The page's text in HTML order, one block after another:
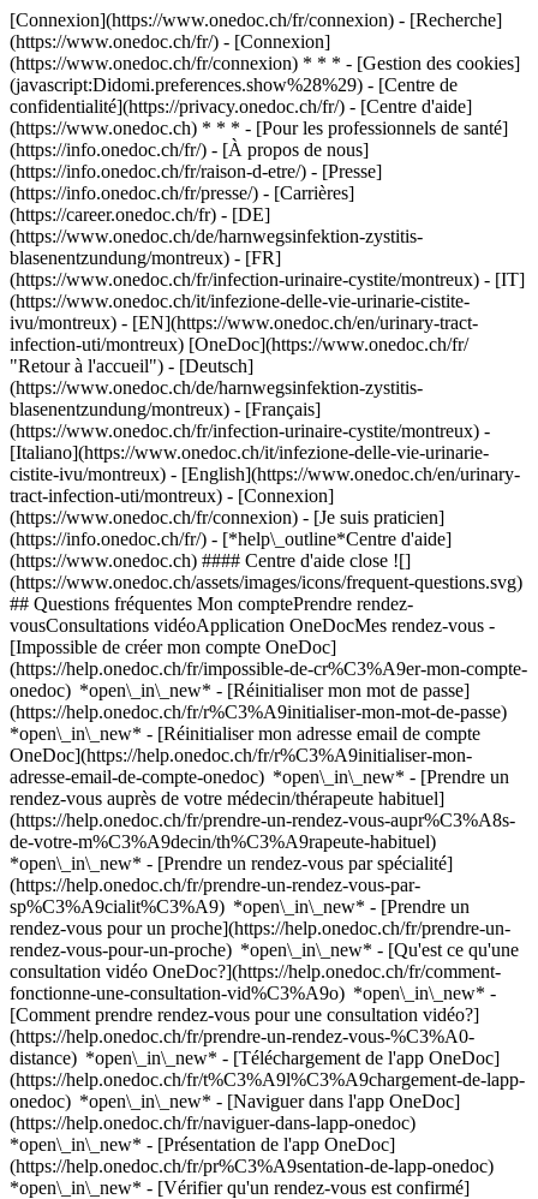
[Connexion](https://www.onedoc.ch/fr/connexion) - [Recherche]
(https://www.onedoc.ch/fr/) - [Connexion]
(https://www.onedoc.ch/fr/connexion) * * * - [Gestion des cookies]
(javascript:Didomi.preferences.show%28%29) - [Centre de
confidentialité](https://privacy.onedoc.ch/fr/) - [Centre d'aide]
(https://www.onedoc.ch) * * * - [Pour les professionnels de santé]
(https://info.onedoc.ch/fr/) - [À propos de nous]
(https://info.onedoc.ch/fr/raison-d-etre/) - [Presse]
(https://info.onedoc.ch/fr/presse/) - [Carrières]
(https://career.onedoc.ch/fr) - [DE]
(https://www.onedoc.ch/de/harnwegsinfektion-zystitis-
blasenentzundung/montreux) - [FR]
(https://www.onedoc.ch/fr/infection-urinaire-cystite/montreux) - [IT]
(https://www.onedoc.ch/it/infezione-delle-vie-urinarie-cistite-
ivu/montreux) - [EN](https://www.onedoc.ch/en/urinary-tract-
infection-uti/montreux) [OneDoc](https://www.onedoc.ch/fr/
"Retour à l'accueil") - [Deutsch]
(https://www.onedoc.ch/de/harnwegsinfektion-zystitis-
blasenentzundung/montreux) - [Français]
(https://www.onedoc.ch/fr/infection-urinaire-cystite/montreux) -
[Italiano](https://www.onedoc.ch/it/infezione-delle-vie-urinarie-
cistite-ivu/montreux) - [English](https://www.onedoc.ch/en/urinary-
tract-infection-uti/montreux) - [Connexion]
(https://www.onedoc.ch/fr/connexion) - [Je suis praticien]
(https://info.onedoc.ch/fr/) - [*help\_outline*Centre d'aide]
(https://www.onedoc.ch) #### Centre d'aide close ![]
(https://www.onedoc.ch/assets/images/icons/frequent-questions.svg)
## Questions fréquentes Mon comptePrendre rendez-
vousConsultations vidéoApplication OneDocMes rendez-vous -
[Impossible de créer mon compte OneDoc]
(https://help.onedoc.ch/fr/impossible-de-cr%C3%A9er-mon-compte-
onedoc) *open\_in\_new* - [Réinitialiser mon mot de passe]
(https://help.onedoc.ch/fr/r%C3%A9initialiser-mon-mot-de-passe)
*open\_in\_new* - [Réinitialiser mon adresse email de compte
OneDoc](https://help.onedoc.ch/fr/r%C3%A9initialiser-mon-
adresse-email-de-compte-onedoc) *open\_in\_new* - [Prendre un
rendez-vous auprès de votre médecin/thérapeute habituel]
(https://help.onedoc.ch/fr/prendre-un-rendez-vous-aupr%C3%A8s-
de-votre-m%C3%A9decin/th%C3%A9rapeute-habituel)
*open\_in\_new* - [Prendre un rendez-vous par spécialité]
(https://help.onedoc.ch/fr/prendre-un-rendez-vous-par-
sp%C3%A9cialit%C3%A9) *open\_in\_new* - [Prendre un
rendez-vous pour un proche](https://help.onedoc.ch/fr/prendre-un-
rendez-vous-pour-un-proche) *open\_in\_new* - [Qu'est ce qu'une
consultation vidéo OneDoc?](https://help.onedoc.ch/fr/comment-
fonctionne-une-consultation-vid%C3%A9o) *open\_in\_new* -
[Comment prendre rendez-vous pour une consultation vidéo?]
(https://help.onedoc.ch/fr/prendre-un-rendez-vous-%C3%A0-
distance) *open\_in\_new* - [Téléchargement de l'app OneDoc]
(https://help.onedoc.ch/fr/t%C3%A9l%C3%A9chargement-de-lapp-
onedoc) *open\_in\_new* - [Naviguer dans l'app OneDoc]
(https://help.onedoc.ch/fr/naviguer-dans-lapp-onedoc)
*open\_in\_new* - [Présentation de l'app OneDoc]
(https://help.onedoc.ch/fr/pr%C3%A9sentation-de-lapp-onedoc)
*open\_in\_new* - [Vérifier qu'un rendez-vous est confirmé](https://help.onedoc.ch/fr/v%C3%A9rifier-quun-rendez-vous-est-confirm%C3%A9) *open\_in\_new* - [Annuler un rendez-vous pris en ligne sur OneDoc](https://help.onedoc.ch/fr/annuler-un-rendez-vous-pris-en-ligne-sur-onedoc) *open\_in\_new* - [Je ne reçois pas de confirmation de rendez-vous](https://help.onedoc.ch/fr/je-ne-re%C3%A7ois-pas-de-confirmation-de-rendez-vous) *open\_in\_new* [Voir tous nos articles *open\_in\_new*](https://help.onedoc.ch/fr/) close ## Modifier votre recherche ![Maison avec un signe plus annonçant qu’une consultation peut être effectuée sur place](https://www.onedoc.ch/assets/images/icons/on-site.svg) Sur place ![Caméra avec un symbole lecture annonçant qu’une consultation peut être effectuée à distance en vidéo](https://www.onedoc.ch/assets/images/icons/remote.svg) À distance Rechercher #### Spécialités #### Praticiens #### Établissements edit Infection urinaire | Cystite à Montreux tune Filtrer par Nouveaux patients*keyboard\_arrow\_down* - Acceptés*check\_circle* Langue parlée*keyboard\_arrow\_down* - Albanais*check\_circle* - Allemand*check\_circle* - Anglais*check\_circle* - Arabe*check\_circle* - Espagnol*check\_circle* - Français*check\_circle* - Italien*check\_circle* - Macédonien*check\_circle* - Portugais*check\_circle* - Roumain*check\_circle* Sexe*keyboard\_arrow\_down* - Femme*check\_circle* - Homme*check\_circle* Réseau*keyboard\_arrow\_down* - Hirslanden*check\_circle* - Medbase*check\_circle* - Réseau Delta*check\_circle* Disponibilité*keyboard\_arrow\_down* - Disponible aujourdhui*check\_circle* - Dans les 3 prochains jours*check\_circle* - Dans les 7 prochains jours*check\_circle* - Dans les 14 prochains jours*check\_circle* # __Infection urinaire | Cystite__ à __Montreux__: prenez rendez-vous en ligne aujourd'hui ## 1 résultat à Montreux [![Dr. Magali Launay, gynécologue obstétricienne à Montreux](https://assets.onedoc.ch/images/users/be8851848e1b1ac628fb219bf3191730843a1fa2eed6e053ea98ae7fba847881-small.png "Dr. Magali Launay, gynécologue obstétricienne à Montreux")](https://www.onedoc.ch/fr/gynecologue-obstetricienne/montreux/pcf49/dr-magali-launay) ### [Dr. Magali Launay](https://www.onedoc.ch/fr/gynecologue-obstetricienne/montreux/pcf49/dr-magali-launay) ![Badge indiquant un profil vérifié](https://www.onedoc.ch/assets/images/icons/checkmark.svg) [Gynécologue obstétricienne](https://www.onedoc.ch/fr/gynecologue-obstetricien/montreux) [Centre Ados Riviera](https://www.onedoc.ch/fr/centre-medical/montreux/efv1/centre-ados-riviera) Rue de la Gare 13 1820 Montreux ![Icône patient avec un signe plus annonçant que le professionnel accepte de nouveaux patients](https://www.onedoc.ch/assets/images/icons/new-patients.svg)Accepte les nouveaux patients [Réserver un RDV](https://www.onedoc.ch/fr/gynecologue-obstetricienne/montreux/pcf49/dr-magali-launay) Expertises: Infection urinaire | Cystite, [Maladies Sexuellement Transmissibles | Infections Sexuellement Transmissibles (MST/IST)](https://www.onedoc.ch/fr/maladies-sexuellement-transmissibles-infections-sexuellement-transmissibles-mst-ist/montreux), [Mycose vaginale](https://www.onedoc.ch/fr/mycose-vaginale/montreux), [Ménopause](https://www.onedoc.ch/fr/menopause/montreux), [Suivi de grossesse](https://www.onedoc.ch/fr/suivi-de-grossesse/montreux), [Dépistage du HPV | Frottis](https://www.onedoc.ch/fr/depistage-du-hpv-frottis/montreux), [Vaccination Papillomavirus Humain (HPV)](https://www.onedoc.ch/fr/vaccination-papillomavirus-humain-hpv/montreux), [Contraception](https://www.onedoc.ch/fr/contraception/montreux), [Colposcopie](https://www.onedoc.ch/fr/colposcopie/montreux)Voir plus *chevron\_left* lun. 03 août *chevron\_right* Voir plus de rendez-vous *error\_outline* Une erreur s'est produite lors du chargement des disponibilités [Réessayer](https://www.onedoc.ch) Expertises: Infection urinaire | Cystite, [Maladies Sexuellement Transmissibles | Infections Sexuellement Transmissibles (MST/IST)](https://www.onedoc.ch/fr/maladies-sexuellement-transmissibles-infections-sexuellement-transmissibles-mst-ist/montreux), [Mycose vaginale](https://www.onedoc.ch/fr/mycose-vaginale/montreux), [Ménopause](https://www.onedoc.ch/fr/menopause/montreux), [Suivi de grossesse](https://www.onedoc.ch/fr/suivi-de-grossesse/montreux), [Dépistage du HPV | Frottis](https://www.onedoc.ch/fr/depistage-du-hpv-frottis/montreux), [Vaccination Papillomavirus Humain (HPV)](https://www.onedoc.ch/fr/vaccination-papillomavirus-humain-hpv/montreux), [Contraception](https://www.onedoc.ch/fr/contraception/montreux), [Colposcopie](https://www.onedoc.ch/fr/colposcopie/montreux)Voir plus ## __Infection urinaire | Cystite__: d'autres spécialistes sont réservables en ligne dans les environs de __Montreux__ [![Pharmacie de la Gare de Vevey 7/7, prestations de santé en pharmacie à Vevey](https://assets.onedoc.ch/images/users/22946c03bcb4482947c934c9f506129d1722cf7ed1aeac444f4de7699317e827-small.jpg "Pharmacie de la Gare de Vevey 7/7, prestations de santé en pharmacie à Vevey")](https://www.onedoc.ch/fr/prestations-de-sante-en-pharmacie/vevey/pb9s8/pharmacie-de-la-gare-de-vevey-7-7) ### [Pharmacie de la Gare de Vevey 7/7](https://www.onedoc.ch/fr/prestations-de-sante-en-pharmacie/vevey/pb9s8/pharmacie-de-la-gare-de-vevey-7-7) ![Badge indiquant un profil vérifié](https://www.onedoc.ch/assets/images/icons/checkmark.svg) [Prestations de santé en pharmacie](https://www.onedoc.ch/fr/prestations-de-sante-en-pharmacie/vevey) Pharmacie de la gare de Vevey 7/7 place de la Gare 3 1800 Vevey ![Icône patient avec un signe plus annonçant que le professionnel accepte de nouveaux patients](https://www.onedoc.ch/assets/images/icons/new-patients.svg)Accepte les nouveaux patients [Réserver un RDV](https://www.onedoc.ch/fr/prestations-de-sante-en-pharmacie/vevey/pb9s8/pharmacie-de-la-gare-de-vevey-7-7) Expertises:[Infection urinaire | Cystite](https://www.onedoc.ch/fr/infection-urinaire-cystite/vevey), [Test streptocoques](https://www.onedoc.ch/fr/test-streptocoques/vevey), [Vaccination encéphalite à tiques (FSME)](https://www.onedoc.ch/fr/vaccination-encephalite-a-tiques-fsme/vevey), [Contraception d'urgence](https://www.onedoc.ch/fr/contraception-d-urgence/vevey), [Maladies Sexuellement Transmissibles | Infections Sexuellement Transmissibles (MST/IST)](https://www.onedoc.ch/fr/maladies-sexuellement-transmissibles-infections-sexuellement-transmissibles-mst-ist/vevey), [Mesure de la pression artérielle | Tension](https://www.onedoc.ch/fr/mesure-de-la-pression-arterielle-tension/vevey), [Mesure du taux de fer | Ferritine](https://www.onedoc.ch/fr/mesure-du-taux-de-fer-ferritine/vevey), [Vaccination grippe](https://www.onedoc.ch/fr/vaccination-grippe/vevey)Voir plus *chevron\_left* lun. 03 août *chevron\_right* Voir plus de rendez-vous *error\_outline* Une erreur s'est produite lors du chargement des disponibilités [Réessayer](https://www.onedoc.ch) Expertises:[Infection urinaire | Cystite](https://www.onedoc.ch/fr/infection-urinaire-cystite/vevey), [Test streptocoques](https://www.onedoc.ch/fr/test-streptocoques/vevey), [Vaccination encéphalite à tiques (FSME)](https://www.onedoc.ch/fr/vaccination-encephalite-a-tiques-fsme/vevey), [Contraception d'urgence](https://www.onedoc.ch/fr/contraception-d-urgence/vevey), [Maladies Sexuellement Transmissibles | Infections Sexuellement Transmissibles (MST/IST)](https://www.onedoc.ch/fr/maladies-sexuellement-transmissibles-infections-sexuellement-transmissibles-mst-ist/vevey), [Mesure de la pression artérielle | Tension](https://www.onedoc.ch/fr/mesure-de-la-pression-arterielle-tension/vevey), [Mesure du taux de fer | Ferritine](https://www.onedoc.ch/fr/mesure-du-taux-de-fer-ferritine/vevey), [Vaccination grippe](https://www.onedoc.ch/fr/vaccination-grippe/vevey)Voir plus [![Dr. Erika Marzano, gynécologue obstétricienne à Saint-Légier-La Chiésaz](https://assets.onedoc.ch/images/users/a0810c2ba7ab85d16ecb4c9713bb2b2b25160ef5bd0a4fe86a7579661150db00-small.png "Dr. Erika Marzano, gynécologue obstétricienne à Saint-Légier-La Chiésaz")](https://www.onedoc.ch/fr/gynecologue-obstetricienne/saint-legier-la-chiesaz/pcbds/dr-erika-marzano) ### [Dr. Erika Marzano](https://www.onedoc.ch/fr/gynecologue-obstetricienne/saint-legier-la-chiesaz/pcbds/dr-erika-marzano) ![Badge indiquant un profil vérifié](https://www.onedoc.ch/assets/images/icons/checkmark.svg) [Gynécologue obstétricienne](https://www.onedoc.ch/fr/gynecologue-obstetricien/saint-legier-la-chiesaz) [Gynecologue Saint-Legier](https://www.onedoc.ch/fr/cabinet-medical/saint-legier-la-chiesaz/exuj/gynecologue-saint-legier) Chemin de Grandchamp 20 1806 Saint-Légier-La Chiésaz ![Icône patient avec un signe plus annonçant que le professionnel accepte de nouveaux patients](https://www.onedoc.ch/assets/images/icons/new-patients.svg)Accepte les nouveaux patients [Réserver un RDV](https://www.onedoc.ch/fr/gynecologue-obstetricienne/saint-legier-la-chiesaz/pcbds/dr-erika-marzano) Expertises:[Infection urinaire | Cystite](https://www.onedoc.ch/fr/infection-urinaire-cystite/saint-legier-la-chiesaz), [Contraception](https://www.onedoc.ch/fr/contraception/saint-legier-la-chiesaz), [Dépistage du HPV | Frottis](https://www.onedoc.ch/fr/depistage-du-hpv-frottis/saint-legier-la-chiesaz), [Suivi de grossesse](https://www.onedoc.ch/fr/suivi-de-grossesse/saint-legier-la-chiesaz), [Échographie prénatale](https://www.onedoc.ch/fr/echographie-prenatale/saint-legier-la-chiesaz), [Ménopause](https://www.onedoc.ch/fr/menopause/saint-legier-la-chiesaz), [Dépistage cancer du sein](https://www.onedoc.ch/fr/depistage-cancer-du-sein/saint-legier-la-chiesaz), [Infertilité](https://www.onedoc.ch/fr/infertilite/saint-legier-la-chiesaz), [Mycose vaginale](https://www.onedoc.ch/fr/mycose-vaginale/saint-legier-la-chiesaz)Voir plus *chevron\_left* lun. 03 août *chevron\_right* Voir plus de rendez-vous *error\_out